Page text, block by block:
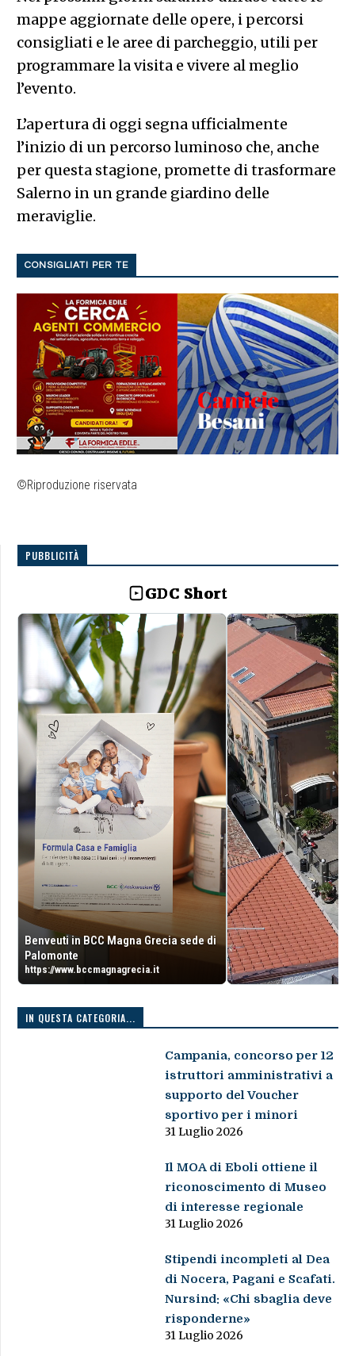
mappe aggiornate delle opere, i percorsi
consigliati e le aree di parcheggio, utili per
programmare la visita e vivere al meglio
l’evento.
L’apertura di oggi segna ufficialmente
l’inizio di un percorso luminoso che, anche
per questa stagione, promette di trasformare
Salerno in un grande giardino delle
meraviglie.
CONSIGLIATI PER TE
©Riproduzione riservata
PUBBLICITÀ
GDC Short
Benveuti in BCC Magna Grecia sede di
Palomonte
https://www.bccmagnagrecia.it
IN QUESTA CATEGORIA...
Campania, concorso per 12
istruttori amministrativi a
supporto del Voucher
sportivo per i minori
31 Luglio 2026
Il MOA di Eboli ottiene il
riconoscimento di Museo
di interesse regionale
31 Luglio 2026
Stipendi incompleti al Dea
di Nocera, Pagani e Scafati.
Nursind: «Chi sbaglia deve
risponderne»
31 Luglio 2026